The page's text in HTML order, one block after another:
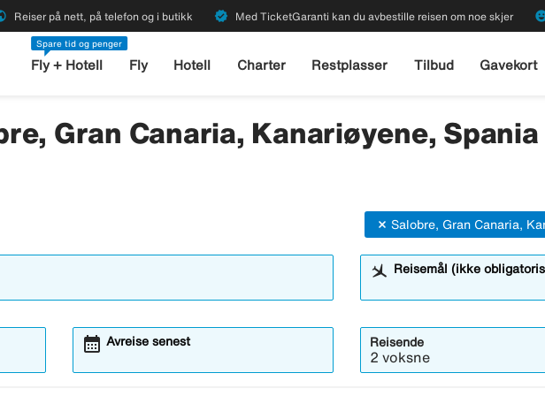
Reiser på nett, på telefon og i butikk verified Med TicketGaranti kan du avbestille reisen om noe skjer
Spare tid og penger
Fly + Hotell Fly Hotell Charter Restplasser Tilbud Gavekort
Gran Canaria, Kanariøyene,
Reisemål (ikke
Salobre, Gran Canaria,
Avreise senest
calendar_month Reisende
2 voksne